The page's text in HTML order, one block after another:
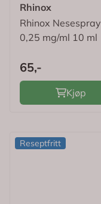
Rhinox
Rhinox Nesespray
0,25 mg/ml 10 ml
65,-
Kjøp
Reseptfritt